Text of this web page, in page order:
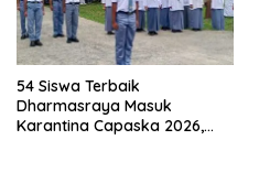
54 Siswa Terbaik
Dharmasraya Masuk
Karantina Capaska 2026,